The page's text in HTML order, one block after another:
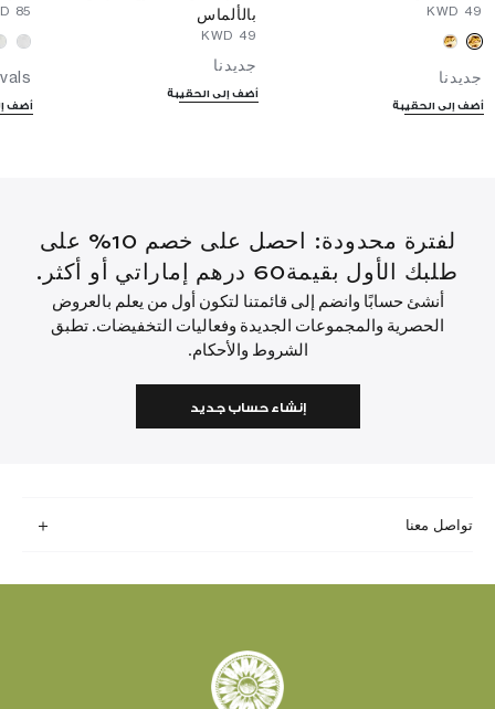
جديدنا
أضف إلى الحقيبة
بالألماس
جديدنا
أضف إلى الحقيبة
أضف
لفترة محدودة: احصل على خصم 10% على
طلبك الأول بقيمة60 درهم إماراتي أو أكثر.
أنشئ حسابًا وانضم إلى قائمتنا لتكون أول من يعلم بالعروض
الحصرية والمجموعات الجديدة وفعاليات التخفيضات. تطبق
الشروط والأحكام.
إنشاء حساب جديد
تواصل معنا